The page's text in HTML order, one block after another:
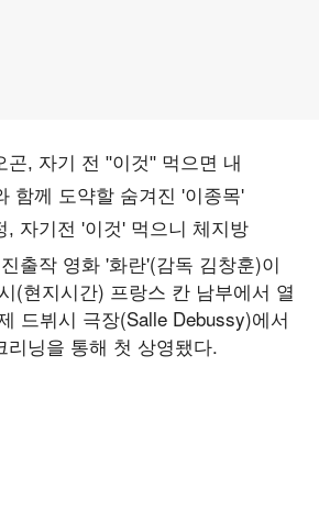
출작 영화 '화란'(감독 김창훈)이
(현지시간) 프랑스 칸 남부에서 열
드뷔시 극장(Salle Debussy)에서
리닝을 통해 첫 상영됐다.